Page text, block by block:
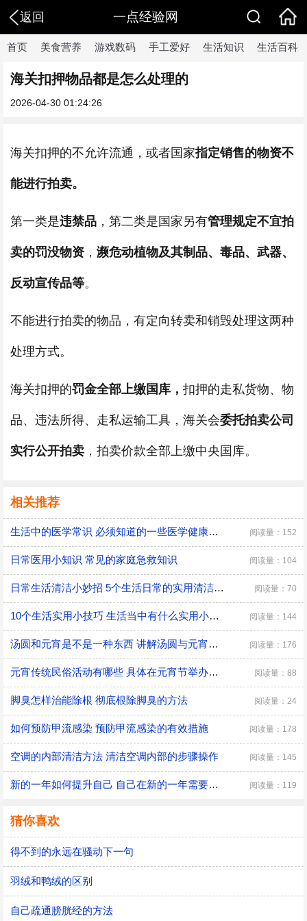
返回 一点经验网
首页 美食营养 游戏数码 手工爱好 生活知识 生活百科
海关扣押物品都是怎么处理的
2026-04-30 01:24:26
海关扣押的不允许流通，或者国家指定销售的物资不
能进行拍卖。
第一类是违禁品 ，第二类是国家另有管理规定不宜拍
卖的罚没物资 ， 濒危动植物及其制品、毒品、武器、
反动宣传品等。
不能进行拍卖的物品，有定向转卖和销毁处理这两种
处理方式。
海关扣押的罚金全部上缴国库， 扣押的走私货物、物
品、违法所得、走私运输工具，海关会委托拍卖公司
实行公开拍卖 ，拍卖价款全部上缴中央国库。
相关推荐
生活中的医学常识 必须知道的一些医学健康小常识 阅读量：152
日常医用小知识 常见的家庭急救知识 阅读量：104
日常生活清洁小妙招 5个生活日常的实用清洁小技巧 阅读量：70
10个生活实用小技巧 生活当中有什么实用小技巧 阅读量：144
汤圆和元宵是不是一种东西 讲解汤圆与元宵的区别 阅读量：176
元宵传统民俗活动有哪些 具体在元宵节举办的传统民俗活动 阅读量：88
脚臭怎样治能除根 彻底根除脚臭的方法 阅读量：24
如何预防甲流感染 预防甲流感染的有效措施 阅读量：178
空调的内部清洁方法 清洁空调内部的步骤操作 阅读量：145
新的一年如何提升自己 自己在新的一年需要改变的三大方面 阅读量：119
猜你喜欢
得不到的永远在骚动下一句
羽绒和鸭绒的区别
自己疏通膀胱经的方法